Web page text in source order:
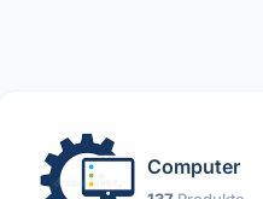
Computer